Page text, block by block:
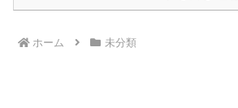
ホーム 未分類